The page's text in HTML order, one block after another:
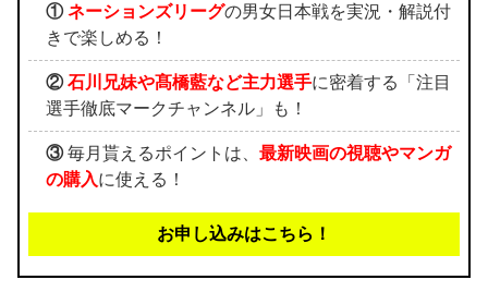
① ネーションズリーグの男女日本戦を実況・解説付
きで楽しめる！
② 石川兄妹や髙橋藍など主力選手に密着する「注目
選手徹底マークチャンネル」も！
③毎月貰えるポイントは、 最新映画の視聴やマンガ
の購入に使える！
お申し込みはこちら！